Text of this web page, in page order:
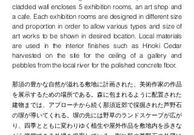
cladded wall encloses 5 exhibition rooms, an art shop and
a cafe. Each exhibition rooms are designed in different size
and proportion in order to allow various types and size of
art works to be shown in desired location. Local materials
are used in the interior finishes such as Hinoki Cedar
harvested on the site for the ceiling of a gallery and
pebbles from the local river for the polished concrete floor.
那須の豊かな自然が溢れる敷地に計画された、美術作家の作品
を展示するための場所である。森に包まれるように配置された
建物までは、アプローチから続く那須近郊で採掘された芦野石
の塀が導いてくれる。塀の先には野草のランドスケープが広が
り、四季とともに変わりゆく植生や屋外作品を敷地内を歩きな